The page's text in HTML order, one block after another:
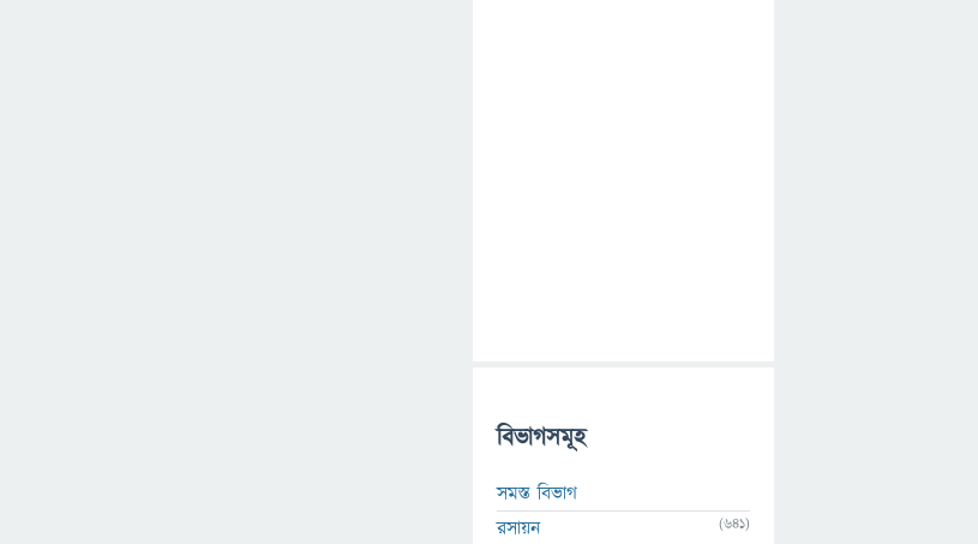
বিভাগসমূহ
সমস্ত বিভাগ
রসায়ন
(641)